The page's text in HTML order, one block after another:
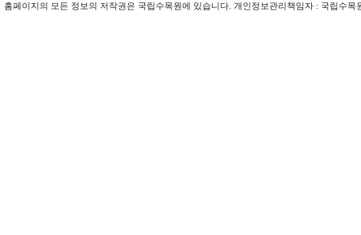
홈페이지의 모든 정보의 저작권은 국립수목원에 있습니다. 개인정보관리책임자 : 국립수목